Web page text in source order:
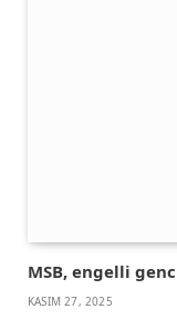
MSB, engelli
KASIM 27, 2025